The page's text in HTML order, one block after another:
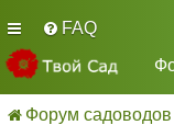
FAQ
Форум